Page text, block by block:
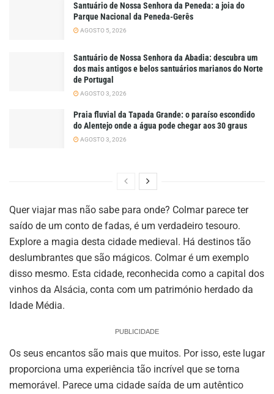
Santuário de Nossa Senhora da Peneda: a joia do
Parque Nacional da Peneda-Gerês
AGOSTO 5, 2026
Santuário de Nossa Senhora da Abadia: descubra um
dos mais antigos e belos santuários marianos do Norte
de Portugal
AGOSTO 3, 2026
Praia fluvial da Tapada Grande: o paraíso escondido
do Alentejo onde a água pode chegar aos 30 graus
AGOSTO 3, 2026
Quer viajar mas não sabe para onde? Colmar parece ter
saído de um conto de fadas, é um verdadeiro tesouro.
Explore a magia desta cidade medieval. Há destinos tão
deslumbrantes que são mágicos. Colmar é um exemplo
disso mesmo. Esta cidade, reconhecida como a capital dos
vinhos da Alsácia, conta com um património herdado da
Idade Média.
PUBLICIDADE
Os seus encantos são mais que muitos. Por isso, este lugar
proporciona uma experiência tão incrível que se torna
memorável. Parece uma cidade saída de um autêntico